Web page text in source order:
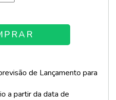
de Lançamento para
a partir da data de